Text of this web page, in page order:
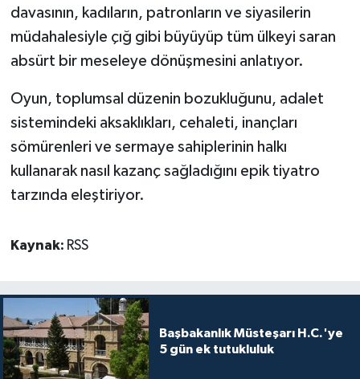
davasının, kadıların, patronların ve siyasilerin
müdahalesiyle çığ gibi büyüyüp tüm ülkeyi saran
absürt bir meseleye dönüşmesini anlatıyor.
Oyun, toplumsal düzenin bozukluğunu, adalet
sistemindeki aksaklıkları, cehaleti, inançları
sömürenleri ve sermaye sahiplerinin halkı
kullanarak nasıl kazanç sağladığını epik tiyatro
tarzında eleştiriyor.
Kaynak: RSS
Başbakanlık Müsteşarı H.C.'ye
5 gün ek tutukluluk